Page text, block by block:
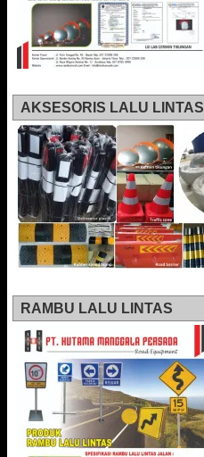
AKSESORIS LALU LINTAS
RAMBU LALU LINTAS